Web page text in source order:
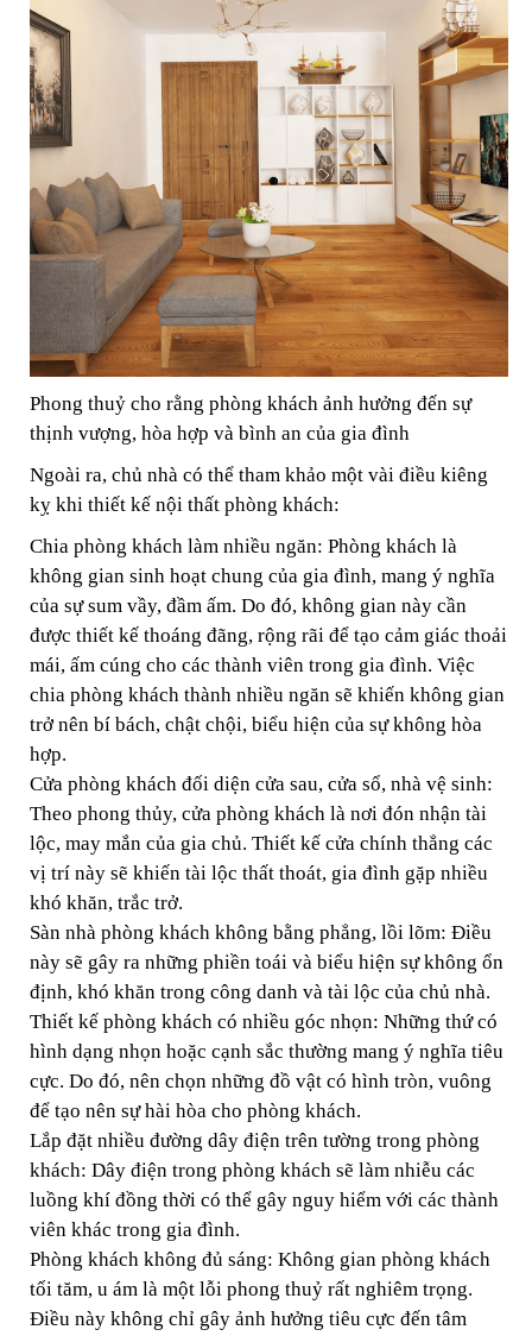
Phong thuỷ cho rằng phòng khách ảnh hưởng đến sự
thịnh vượng, hòa hợp và bình an của gia đình
Ngoài ra, chủ nhà có thể tham khảo một vài điều kiêng
kỵ khi thiết kế nội thất phòng khách:
Chia phòng khách làm nhiều ngăn: Phòng khách là
không gian sinh hoạt chung của gia đình, mang ý nghĩa
của sự sum vầy, đầm ấm. Do đó, không gian này cần
được thiết kế thoáng đãng, rộng rãi để tạo cảm giác thoải
mái, ấm cúng cho các thành viên trong gia đình. Việc
chia phòng khách thành nhiều ngăn sẽ khiến không gian
trở nên bí bách, chật chội, biểu hiện của sự không hòa
hợp.
Cửa phòng khách đối diện cửa sau, cửa sổ, nhà vệ sinh:
Theo phong thủy, cửa phòng khách là nơi đón nhận tài
lộc, may mắn của gia chủ. Thiết kế cửa chính thẳng các
vị trí này sẽ khiến tài lộc thất thoát, gia đình gặp nhiều
khó khăn, trắc trở.
Sàn nhà phòng khách không bằng phẳng, lồi lõm: Điều
này sẽ gây ra những phiền toái và biểu hiện sự không ổn
định, khó khăn trong công danh và tài lộc của chủ nhà.
Thiết kế phòng khách có nhiều góc nhọn: Những thứ có
hình dạng nhọn hoặc cạnh sắc thường mang ý nghĩa tiêu
cực. Do đó, nên chọn những đồ vật có hình tròn, vuông
để tạo nên sự hài hòa cho phòng khách.
Lắp đặt nhiều đường dây điện trên tường trong phòng
khách: Dây điện trong phòng khách sẽ làm nhiễu các
luồng khí đồng thời có thể gây nguy hiểm với các thành
viên khác trong gia đình.
Phòng khách không đủ sáng: Không gian phòng khách
tối tăm, u ám là một lỗi phong thuỷ rất nghiêm trọng.
Điều này không chỉ gây ảnh hưởng tiêu cực đến tâm